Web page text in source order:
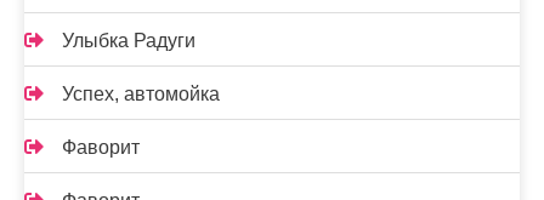
Улыбка Радуги
Успех, автомойка
Фаворит